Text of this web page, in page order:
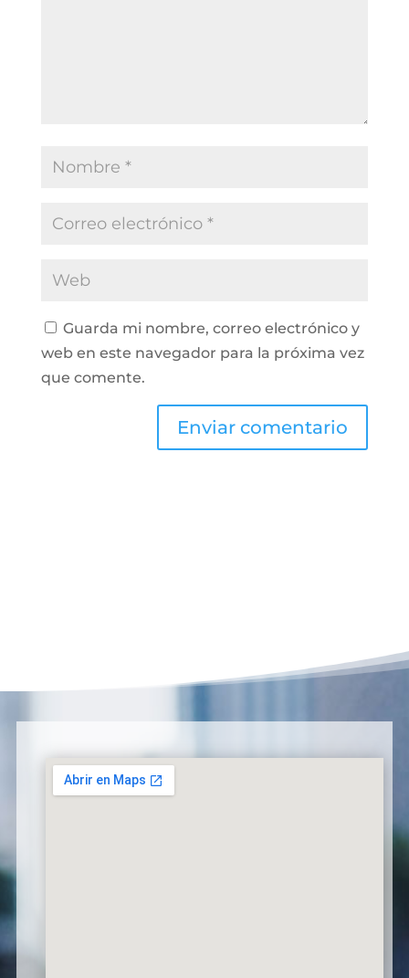
Guarda mi nombre, correo electrónico y
web en este navegador para la próxima vez
que comente.